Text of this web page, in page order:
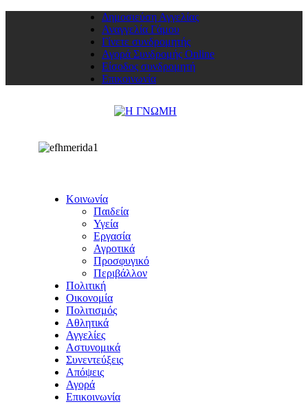
Δημοσιεύση Αγγελίας
Αναγγελία Γάμου
Γίνετε συνδρομητής
Αγορά Συνδρομής Online
Είσοδος συνδρομητή
Επικοινωνία
Κοινωνία
Παιδεία
Υγεία
Εργασία
Αγροτικά
Προσφυγικό
Περιβάλλον
Πολιτική
Οικονομία
Πολιτισμός
Αθλητικά
Αγγελίες
Αστυνομικά
Συνεντεύξεις
Απόψεις
Αγορά
Επικοινωνία